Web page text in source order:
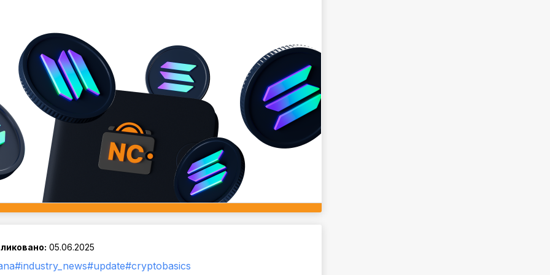
05.06.2025
#industry_news#update#cryptobasics